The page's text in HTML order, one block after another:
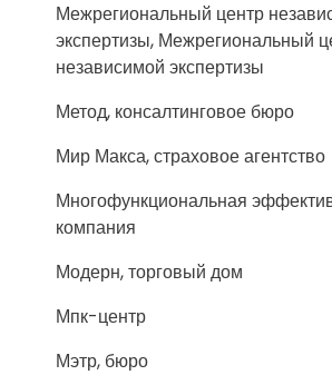
Межрегиональный центр
экспертизы, Межрегиональный
независимой экспертизы
Метод, консалтинговое бюро
Мир Макса, страховое агентство
Многофункциональная
компания
Модерн, торговый дом
Мпк-центр
Мэтр, бюро